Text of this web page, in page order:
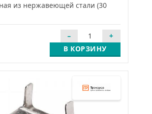
из нержавеющей стали (30
В КОРЗИНУ